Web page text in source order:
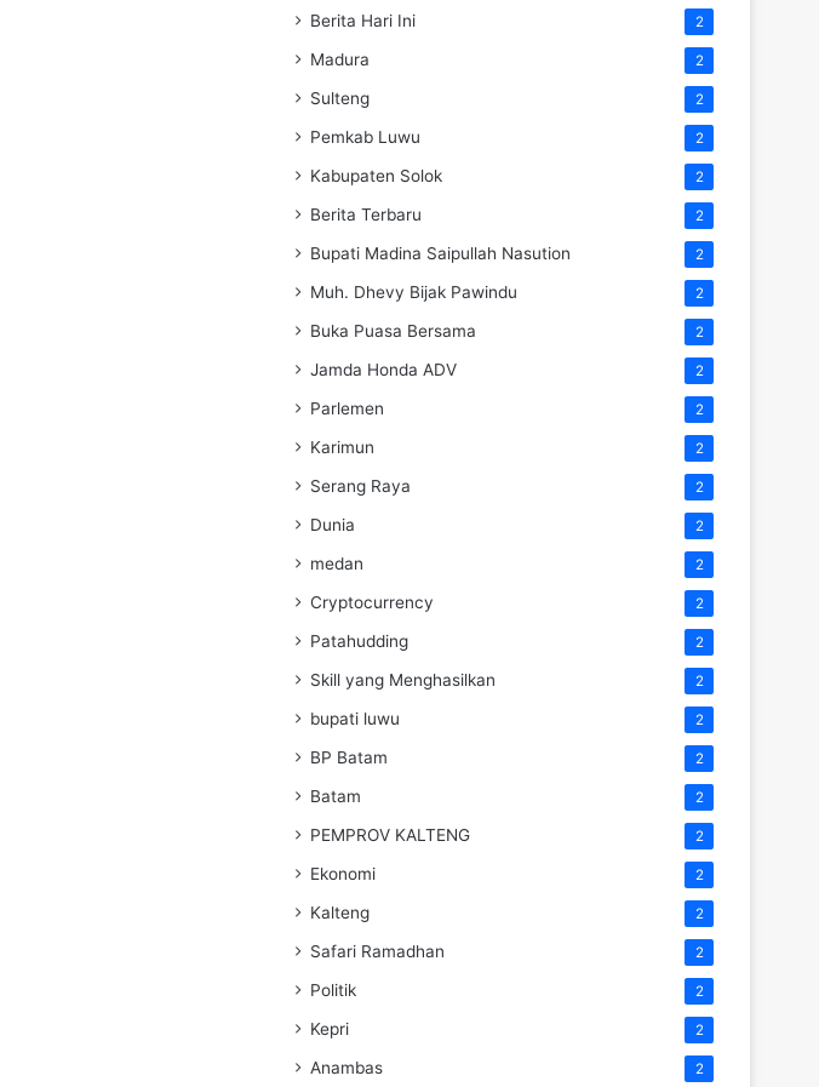
Berita Hari Ini 2
Madura 2
Sulteng 2
Pemkab Luwu 2
Kabupaten Solok 2
Berita Terbaru 2
Bupati Madina Saipullah Nasution 2
Muh. Dhevy Bijak Pawindu 2
Buka Puasa Bersama 2
Jamda Honda ADV 2
Parlemen 2
Karimun 2
Serang Raya 2
Dunia 2
medan 2
Cryptocurrency 2
Patahudding 2
Skill yang Menghasilkan 2
bupati luwu 2
BP Batam 2
Batam 2
PEMPROV KALTENG 2
Ekonomi 2
Kalteng 2
Safari Ramadhan 2
Politik 2
Kepri 2
Anambas 2